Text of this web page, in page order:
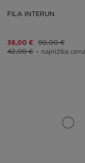
FILA INTERUN
36,00 € 90,00 €
42,00 € – najnižšia cena